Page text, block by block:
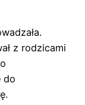
z rodzicami
do